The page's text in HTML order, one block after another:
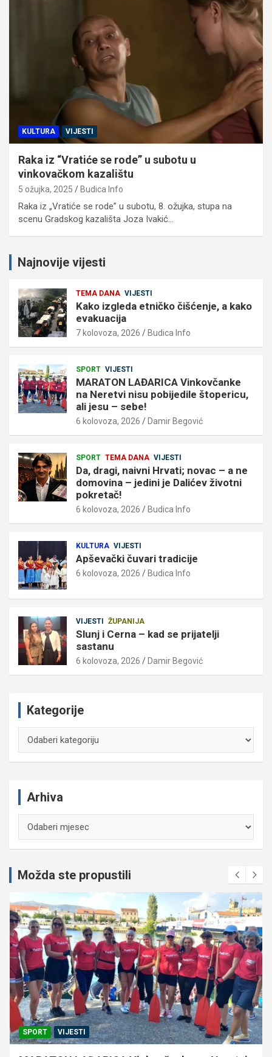
KULTURA VIJESTI
Raka iz “Vratiće se rode” u subotu u
vinkovačkom kazalištu
5 ožujka, 2025 Budica Info
Raka iz „Vratiće se rode” u subotu, 8. ožujka, stupa na
scenu Gradskog kazališta Joza Ivakić…
Najnovije vijesti
TEMA DANA VIJESTI
Kako izgleda etničko čišćenje, a kako
evakuacija
7 kolovoza, 2026 Budica Info
SPORT VIJESTI
MARATON LAĐARICA Vinkovčanke
na Neretvi nisu pobijedile štopericu,
ali jesu – sebe!
6 kolovoza, 2026 Damir Begović
SPORT TEMA DANA VIJESTI
Da, dragi, naivni Hrvati; novac – a ne
domovina – jedini je Dalićev životni
pokretač!
6 kolovoza, 2026 Budica Info
KULTURA VIJESTI
Apševački čuvari tradicije
6 kolovoza, 2026 Budica Info
VIJESTI ŽUPANIJA
Slunj i Cerna – kad se prijatelji
sastanu
6 kolovoza, 2026 Damir Begović
Kategorije
Arhiva
Možda ste propustili
SPORT VIJESTI